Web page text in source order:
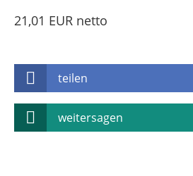
21,01 EUR netto
teilen
weitersagen